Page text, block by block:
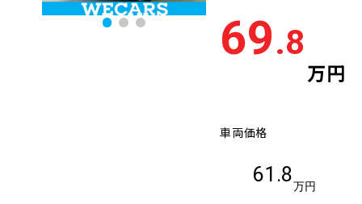
0120-733-500
排気量 大きい順
少な
69.8
万円
車両価格
61.8
万円